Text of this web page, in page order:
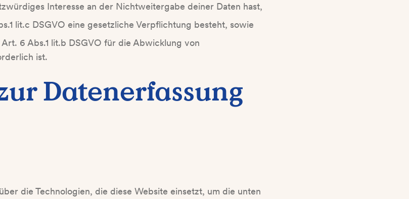
Interesse an der Nichtweitergabe deiner Daten hast,
lit.c DSGVO eine gesetzliche Verpflichtung besteht, sowie
6 Abs.1 lit.b DSGVO für die Abwicklung von
ist.
Datenerfassung
die Technologien, die diese Website einsetzt, um die unten